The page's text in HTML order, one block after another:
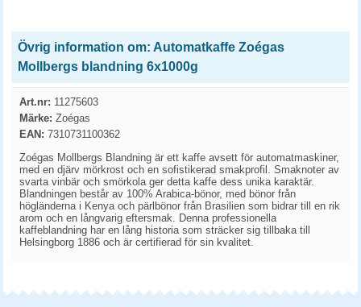
Övrig information om: Automatkaffe Zoégas
Mollbergs blandning 6x1000g
Art.nr: 11275603
Märke: Zoégas
EAN: 7310731100362
Zoégas Mollbergs Blandning är ett kaffe avsett för automatmaskiner,
med en djärv mörkrost och en sofistikerad smakprofil. Smaknoter av
svarta vinbär och smörkola ger detta kaffe dess unika karaktär.
Blandningen består av 100% Arabica-bönor, med bönor från
högländerna i Kenya och pärlbönor från Brasilien som bidrar till en rik
arom och en långvarig eftersmak. Denna professionella
kaffeblandning har en lång historia som sträcker sig tillbaka till
Helsingborg 1886 och är certifierad för sin kvalitet.